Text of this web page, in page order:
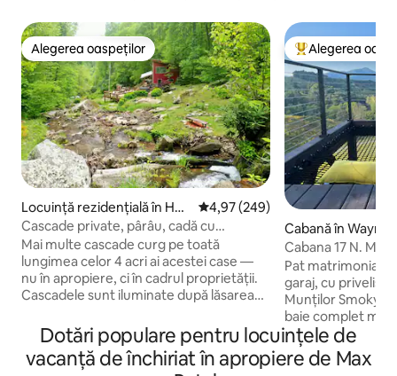
Alegerea oaspeților
Alegerea oaspeților
Locuință rezidențială în Hot
Springs
Scor mediu de 4,97 din 5, 249
4,97 (249)
Cascade private, pârâu, cadă cu
hidromasaj, trasee și EV II
Mai multe cascade curg pe toată
lungimea celor 4 acri ai acestei case —
nu în apropiere, ci în cadrul proprietății.
Cascadele sunt iluminate după lăsarea
luminatoare lasă să intre lumina zilei în
timpul zilei, apoi încadrează stelele
noaptea. Mobilier artizanal, canapea din
Locuință din
Alegerea
Cabană în
Cabana 17 N. Mtn
Ranch
Pat matrimonial
garaj, cu priveliști
Munților Smoky.
baie complet
Paya, AC/
intensitate reglabilă. Se acceptă
de companie,
Dotări populare pentru locuințele de
vacanță de închiriat în apropiere de Max